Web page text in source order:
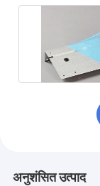
अनुशंसित उत्पाद